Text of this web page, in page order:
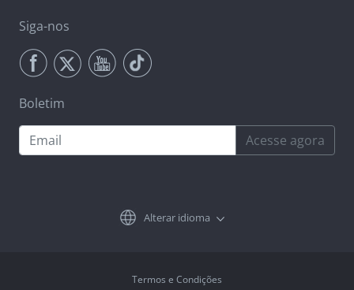
Siga-nos
Boletim
Acesse agora
Alterar idioma
Termos e Condições